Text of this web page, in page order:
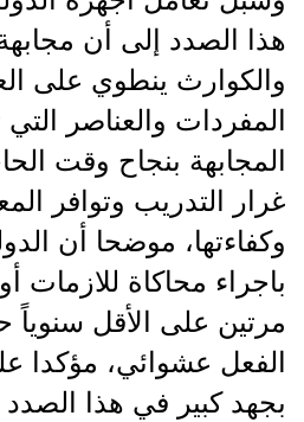
هذا الصدد إلى أن
والكوارث ينطوي على
المفردات والعناصر
المجابهة بنجاح وقت
غرار التدريب وتوافر
وكفاءتها، موضحا أن
باجراء محاكاة للازمات
مرتين على الأقل سنوياً
الفعل عشوائي، مؤكدا
بجهد كبير في هذا